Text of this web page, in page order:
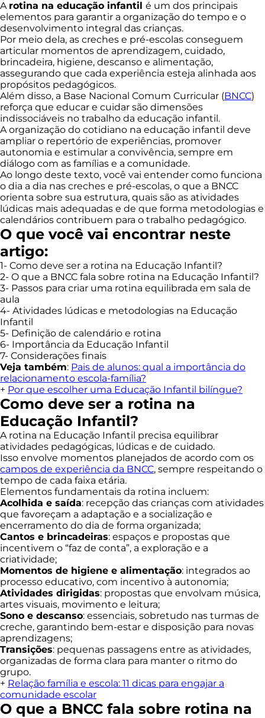
A rotina na educação infantil é um dos principais
elementos para garantir a organização do tempo e o
desenvolvimento integral das crianças.
Por meio dela, as creches e pré-escolas conseguem
articular momentos de aprendizagem, cuidado,
brincadeira, higiene, descanso e alimentação,
assegurando que cada experiência esteja alinhada aos
propósitos pedagógicos.
Além disso, a Base Nacional Comum Curricular (BNCC)
reforça que educar e cuidar são dimensões
indissociáveis no trabalho da educação infantil.
A organização do cotidiano na educação infantil deve
ampliar o repertório de experiências, promover
autonomia e estimular a convivência, sempre em
diálogo com as famílias e a comunidade.
Ao longo deste texto, você vai entender como funciona
o dia a dia nas creches e pré-escolas, o que a BNCC
orienta sobre sua estrutura, quais são as atividades
lúdicas mais adequadas e de que forma metodologias e
calendários contribuem para o trabalho pedagógico.
O que você vai encontrar neste
artigo:
1- Como deve ser a rotina na Educação Infantil?
2- O que a BNCC fala sobre rotina na Educação Infantil?
3- Passos para criar uma rotina equilibrada em sala de
aula
4- Atividades lúdicas e metodologias na Educação
Infantil
5- Definição de calendário e rotina
6- Importância da Educação Infantil
7- Considerações finais
Veja também: Pais de alunos: qual a importância do
relacionamento escola-família?
+ Por que escolher uma Educação Infantil bilíngue?
Como deve ser a rotina na
Educação Infantil?
A rotina na Educação Infantil precisa equilibrar
atividades pedagógicas, lúdicas e de cuidado.
Isso envolve momentos planejados de acordo com os
campos de experiência da BNCC, sempre respeitando o
tempo de cada faixa etária.
Elementos fundamentais da rotina incluem:
Acolhida e saída: recepção das crianças com atividades
que favoreçam a adaptação e a socialização e
encerramento do dia de forma organizada;
Cantos e brincadeiras: espaços e propostas que
incentivem o “faz de conta”, a exploração e a
criatividade;
Momentos de higiene e alimentação: integrados ao
processo educativo, com incentivo à autonomia;
Atividades dirigidas: propostas que envolvam música,
artes visuais, movimento e leitura;
Sono e descanso: essenciais, sobretudo nas turmas de
creche, garantindo bem-estar e disposição para novas
aprendizagens;
Transições: pequenas passagens entre as atividades,
organizadas de forma clara para manter o ritmo do
grupo.
+ Relação família e escola: 11 dicas para engajar a
comunidade escolar
O que a BNCC fala sobre rotina na